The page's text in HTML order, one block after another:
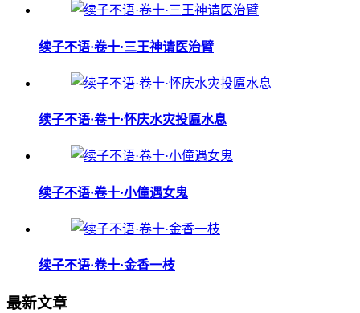
续子不语·卷十·三王神请医治臂
续子不语·卷十·怀庆水灾投匾水息
续子不语·卷十·小僮遇女鬼
续子不语·卷十·金香一枝
最新文章